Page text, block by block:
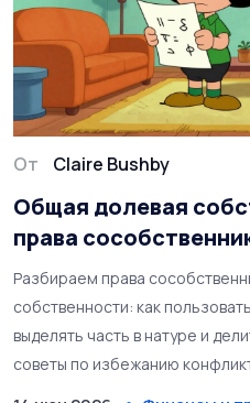
От Claire Bushby
Общая долевая
права
раздела
Разбираем права
собственности: как
выделять часть в натуре и
советы по избежанию